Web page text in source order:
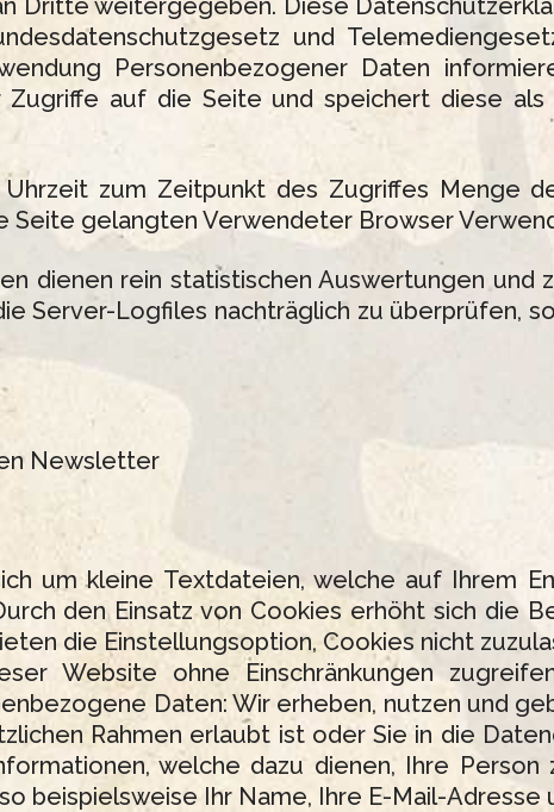
Dritte weitergegeben. Diese
und
Personenbezogener Daten
auf die Seite und speichert diese als
zum Zeitpunkt des Zugriffes Menge
Seite gelangten Verwendeter Browser
dienen rein statistischen Auswertungen
Server-Logfiles nachträglich zu überprüfen,
Newsletter
um kleine Textdateien, welche auf Ihrem
den Einsatz von Cookies erhöht sich die
die Einstellungsoption, Cookies nicht
Website ohne Einschränkungen
Daten: Wir erheben, nutzen und
Rahmen erlaubt ist oder Sie in die
welche dazu dienen, Ihre
beispielsweise Ihr Name, Ihre E-Mail-Adresse